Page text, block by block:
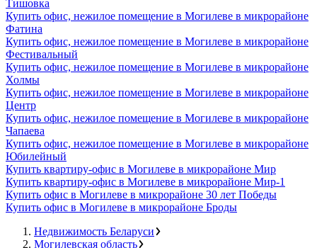
Тишовка
Купить офис, нежилое помещение в Могилеве в микрорайоне
Фатина
Купить офис, нежилое помещение в Могилеве в микрорайоне
Фестивальный
Купить офис, нежилое помещение в Могилеве в микрорайоне
Холмы
Купить офис, нежилое помещение в Могилеве в микрорайоне
Центр
Купить офис, нежилое помещение в Могилеве в микрорайоне
Чапаева
Купить офис, нежилое помещение в Могилеве в микрорайоне
Юбилейный
Купить квартиру-офис в Могилеве в микрорайоне Мир
Купить квартиру-офис в Могилеве в микрорайоне Мир-1
Купить офис в Могилеве в микрорайоне 30 лет Победы
Купить офис в Могилеве в микрорайоне Броды
Недвижимость Беларуси
Могилевская область